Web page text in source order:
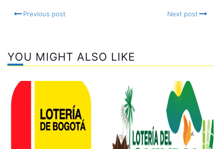
Previous post Next post
YOU MIGHT ALSO LIKE